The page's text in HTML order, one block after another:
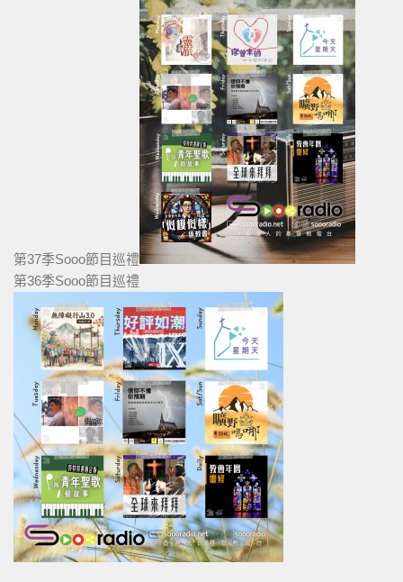
第37季Sooo節目巡禮
第36季Sooo節目巡禮